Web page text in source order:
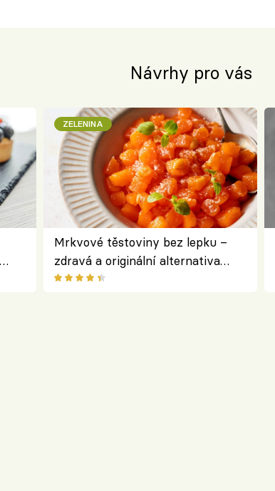
Návrhy pro vás
ZELENINA
Mrkvové těstoviny bez lepku –
zdravá a originální alternativa
klasiky